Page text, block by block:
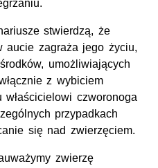
stwierdzą, że
aucie zagraża jego życiu,
umożliwiających
z wybiciem
czworonoga
przypadkach
się nad zwierzęciem.
zwierzę